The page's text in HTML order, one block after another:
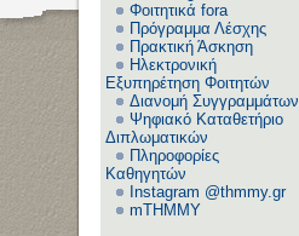
Φοιτητικά fora
Πρόγραμμα Λέσχης
Πρακτική Άσκηση
Ηλεκτρονική
Εξυπηρέτηση Φοιτητών
Διανομή Συγγραμμάτων
Ψηφιακό Καταθετήριο
Διπλωματικών
Πληροφορίες
Καθηγητών
Instagram @thmmy.gr
mTHMMY